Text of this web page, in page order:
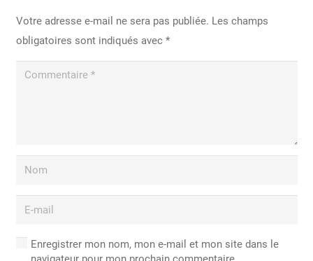
Votre adresse e-mail ne sera pas publiée. Les champs
obligatoires sont indiqués avec *
Enregistrer mon nom, mon e-mail et mon site dans le